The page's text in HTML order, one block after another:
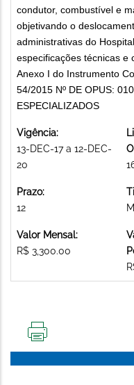
condutor, combustível e
objetivando o
administrativas do
especificações técnicas e
Anexo I do Instrumento
54/2015 Nº DE OPUS:
ESPECIALIZADOS
Vigência:
13-DEC-17 a 12-DEC-
20
Prazo:
12
Valor Mensal:
R$ 3,300.00
PÁGINA